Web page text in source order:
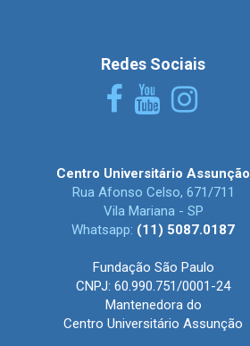
Redes Sociais
Centro Universitário Assunção
Rua Afonso Celso, 671/711
Vila Mariana - SP
Whatsapp: (11) 5087.0187
Fundação São Paulo
CNPJ: 60.990.751/0001-24
Mantenedora do
Centro Universitário Assunção